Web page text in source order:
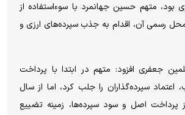
بود، متهم حسین جهانمرد با سوءاستفاده از
رسمی آن، اقدام به جذب سپرده‌های ارزی و
جعفری افزود: متهم در ابتدا با پرداخت
اعتماد سپرده‌گذاران را جلب کرد، اما از سال
از پرداخت اصل و سود سپرده‌ها، زمینه تضییع